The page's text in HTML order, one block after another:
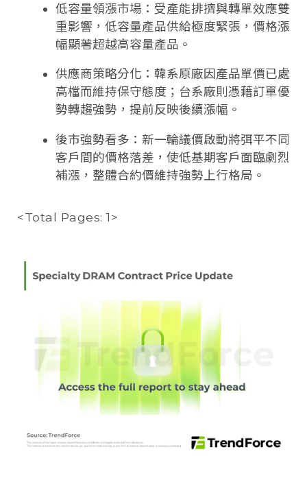
低容量領漲市場：受產能排擠與轉單效應雙
重影響，低容量產品供給極度緊張，價格漲
幅顯著超越高容量產品。
供應商策略分化：韓系原廠因產品單價已處
高檔而維持保守態度；台系廠則憑藉訂單優
勢轉趨強勢，提前反映後續漲幅。
後市強勢看多：新一輪議價啟動將弭平不同
客戶間的價格落差，使低基期客戶面臨劇烈
補漲，整體合約價維持強勢上行格局。
<Total Pages: 1>